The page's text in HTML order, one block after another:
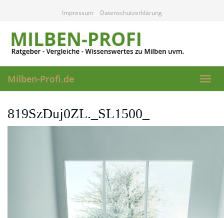
content
Impressum Datenschutzerklärung
Milben-Profi.de
819SzDuj0ZL._SL1500_